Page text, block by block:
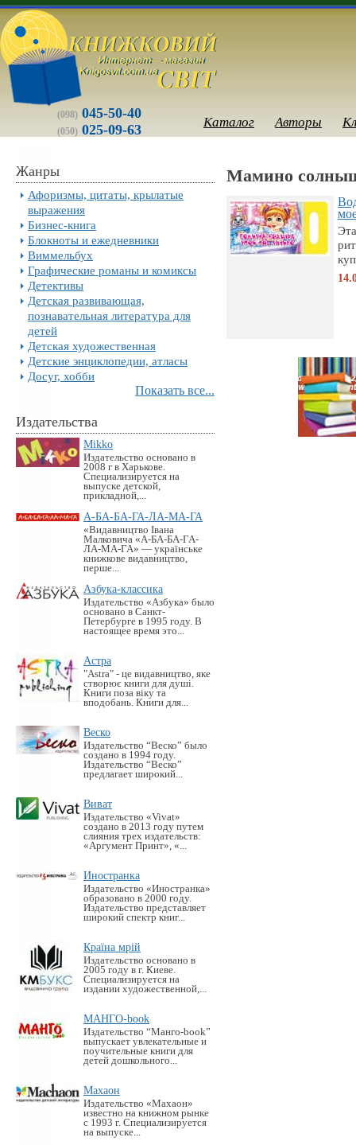
(098) 045-50-40
(050) 025-09-63 Каталог Авторы
Жанры
Афоризмы, цитаты, крылатые
выражения
Бизнес-книга
Блокноты и ежедневники
Виммельбух
Графические романы и комиксы
Детективы
Детская развивающая,
познавательная литература для
детей
Детская художественная
Детские энциклопедии, атласы
Досуг, хобби
Показать все...
Издательства
Mikko
Издательство основано в
2008 г в Харькове.
Специализируется на
выпуске детской,
прикладной,...
А-БА-БА-ГА-ЛА-МА-ГА
«Видавництво Івана
Малковича «А-БА-БА-ГА-
ЛА-МА-ГА» — українське
книжкове видавництво,
перше...
Азбука-классика
Издательство «Азбука» было
основано в Санкт-
Петербурге в 1995 году. В
настоящее время это...
Астра
"Astra" - це видавництво, яке
створює книги для душі.
Книги поза віку та
вподобань. Книги для...
Веско
Издательство “Веско” было
создано в 1994 году.
Издательство “Веско”
предлагает широкий...
Виват
Издательство «Vivat»
создано в 2013 году путем
слияния трех издательств:
«Аргумент Принт», «...
Иностранка
Издательство «Иностранка»
образовано в 2000 году.
Издательство представляет
широкий спектр книг...
Країна мрій
Издательство основано в
2005 году в г. Киеве.
Специализируется на
издании художественной,...
МАНГО-book
Издательство “Манго-book”
выпускает увлекательные и
поучительные книги для
детей дошкольного...
Махаон
Издательство «Махаон»
известно на книжном рынке
с 1993 г. Специализируется
на выпуске...
Мамино